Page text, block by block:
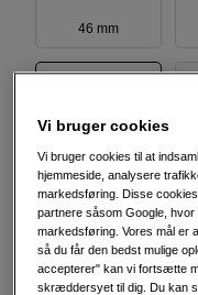
46 mm
52 mm
40 mm
Vi bruger cookies
Vi bruger cookies til at
hjemmeside, analysere
markedsføring. Disse
partnere såsom Google,
markedsføring. Vores mål er
så du får den bedst mulige
accepterer" kan vi fortsætte
skræddersyet til dig. Du kan